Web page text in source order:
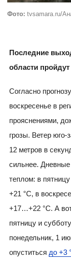
Фото: tvsamara.ru/
Последние
области
Согласно
воскресенье в
прояснениями,
грозы. Ветер юго-
12 метров в
сильнее.
теплом: в
+21 °C, в
+17…+22 °C. А
пятницу и
понедельник, 1
опуститься до +3